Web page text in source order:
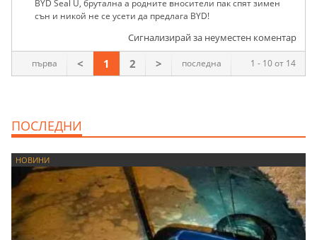
BYD Seal U, брутална а родните вносители пак спят зимен
сън и никой не се усети да предлага BYD!
Сигнализирай за неуместен коментар
1 - 10 от 14
първа < 1 2 > последна
ПОСЛЕДНИ
НОВИНИ